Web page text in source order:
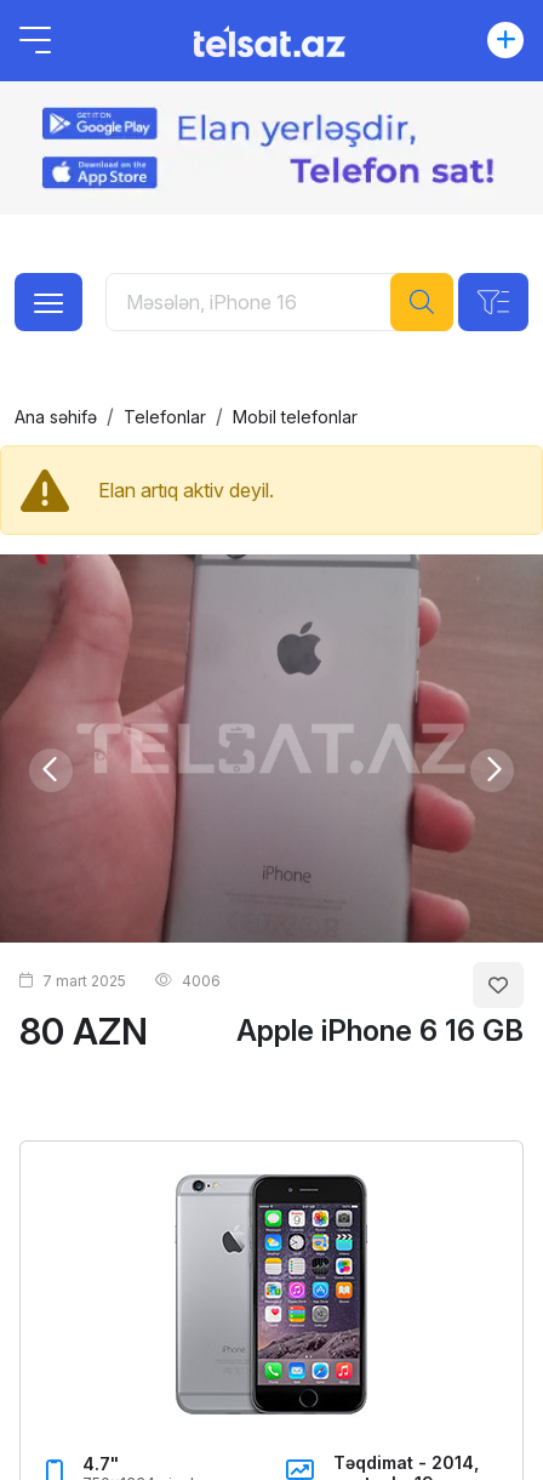
Ana səhifə Telefonlar Mobil telefonlar
Elan artıq aktiv deyil.
80 AZN Apple iPhone 6 16 GB
7 mart 2025 4006
4.7"
Təqdimat - 2014,